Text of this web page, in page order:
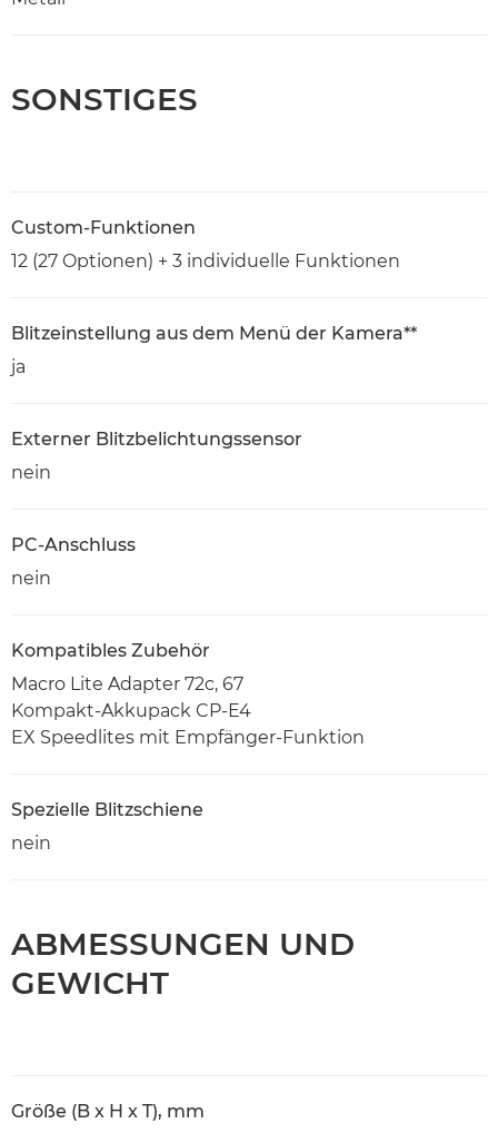
SONSTIGES
Custom-Funktionen
12 (27 Optionen) + 3 individuelle Funktionen
Blitzeinstellung aus dem Menü der Kamera**
ja
Externer Blitzbelichtungssensor
nein
PC-Anschluss
nein
Kompatibles Zubehör
Macro Lite Adapter 72c, 67
Kompakt-Akkupack CP-E4
EX Speedlites mit Empfänger-Funktion
Spezielle Blitzschiene
nein
ABMESSUNGEN UND
GEWICHT
Größe (B x H x T), mm